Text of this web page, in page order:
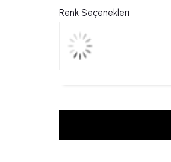
Renk Seçenekleri